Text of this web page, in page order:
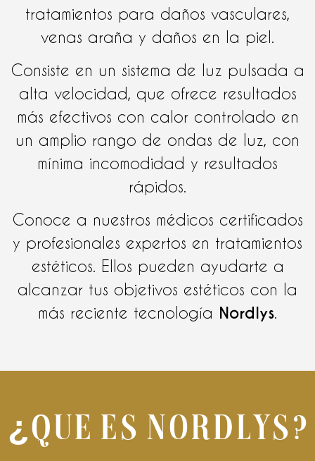
tratamientos para daños vasculares,
venas araña y daños en la piel.
Consiste en un sistema de luz pulsada a
alta velocidad, que ofrece resultados
más efectivos con calor controlado en
un amplio rango de ondas de luz, con
mínima incomodidad y resultados
rápidos.
Conoce a nuestros médicos certificados
y profesionales expertos en tratamientos
estéticos. Ellos pueden ayudarte a
alcanzar tus objetivos estéticos con la
más reciente tecnología Nordlys.
¿Que es Nordlys?